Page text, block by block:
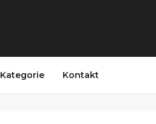
Kategorie Kontakt